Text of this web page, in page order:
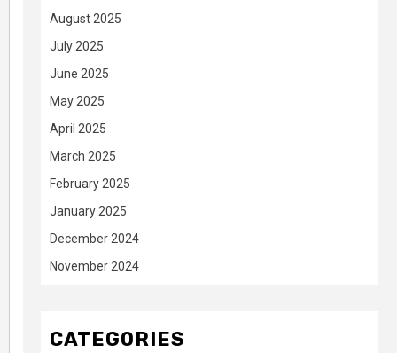
August 2025
July 2025
June 2025
May 2025
April 2025
March 2025
February 2025
January 2025
December 2024
November 2024
CATEGORIES